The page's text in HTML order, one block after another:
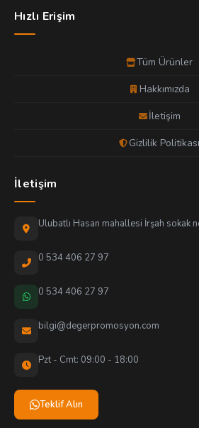
Hızlı Erişim
Tüm Ürünler
Hakkımızda
İletişim
Gizlilik Politikası
İletişim
Ulubatlı Hasan mahallesi İrşah sokak
0 534 406 27 97
0 534 406 27 97
bilgi@degerpromosyon.com
Pzt - Cmt: 09:00 - 18:00
Teklif Alın